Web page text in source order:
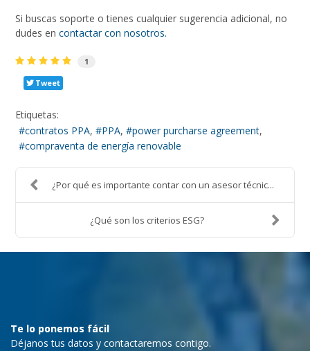
Si buscas soporte o tienes cualquier sugerencia adicional, no
dudes encontactar con nosotros.
1
Tweet
Etiquetas:
contratos PPA
PPA
power purcharse agreement
compraventa de energía renovable
¿Por qué es importante contar con un asesor técnic...
¿Qué son los criterios ESG?
Te lo ponemos fácil
Déjanos tus datos y contactaremos contigo.